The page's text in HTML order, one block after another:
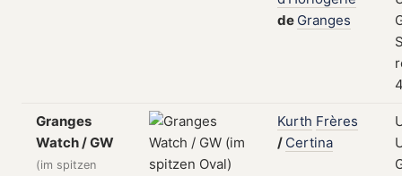
de Granges
Granges
Watch / GW
(im spitzen
Kurth Frères
/ Certina